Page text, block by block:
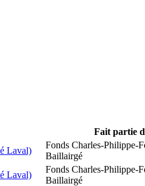
Fait partie
Laval)
Fonds Charles-Philippe-
Baillairgé
Laval)
Fonds Charles-Philippe-
Baillairgé